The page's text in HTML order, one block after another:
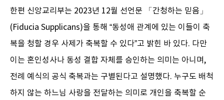
한편 신앙교리부는 2023년 12월 선언문 「간청하는 믿음」
(Fiducia Supplicans)을 통해 “동성애 관계에 있는 이들이 축
복을 청할 경우 사제가 축복할 수 있다”고 밝힌 바 있다. 다만
이는 혼인성사나 동성 결합 자체를 승인하는 의미는 아니며,
전례 예식의 공식 축복과는 구별된다고 설명했다. 누구도 배척
하지 않는 하느님 사랑을 전달하는 의미로 개인을 축복할 순